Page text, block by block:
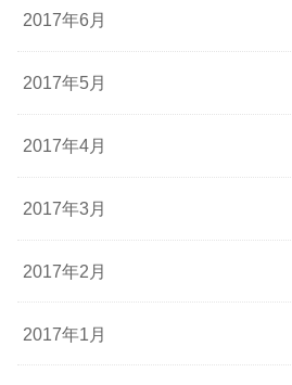
2017年6月
2017年5月
2017年4月
2017年3月
2017年2月
2017年1月